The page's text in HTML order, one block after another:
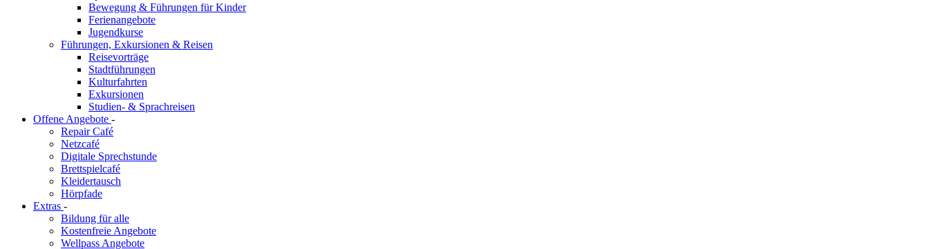
Bewegung & Führungen für Kinder
Ferienangebote
Jugendkurse
Führungen, Exkursionen & Reisen
Reisevorträge
Stadtführungen
Kulturfahrten
Exkursionen
Studien- & Sprachreisen
Offene Angebote -
Repair Café
Netzcafé
Digitale Sprechstunde
Brettspielcafé
Kleidertausch
Hörpfade
Extras -
Bildung für alle
Kostenfreie Angebote
Wellpass Angebote